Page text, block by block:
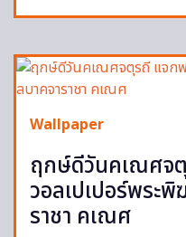
Wallpaper
ฤกษ์ดีวันคเณศจ
วอลเปเปอร์พระ
ราชา คเณศ